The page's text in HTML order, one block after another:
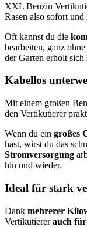
XXL Benzin
Rasen also sofort
Oft kannst du die
bearbeiten, ganz
der Garten erholt
Kabellos
Mit einem großen
den Vertikutierer
Wenn du ein großes
hast, wirst du das
Stromversorgung
hin und wieder.
Ideal für stark
Dank mehrerer
Vertikutiererauch